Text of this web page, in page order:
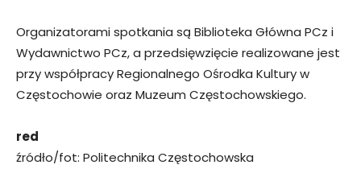
Organizatorami spotkania są Biblioteka Główna PCz i
Wydawnictwo PCz, a przedsięwzięcie realizowane jest
przy współpracy Regionalnego Ośrodka Kultury w
Częstochowie oraz Muzeum Częstochowskiego.
red
źródło/fot: Politechnika Częstochowska